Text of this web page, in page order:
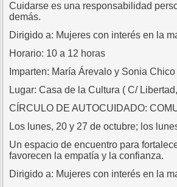
Cuidarse es una responsabilidad
demás.
Dirigido a: Mujeres con interés en la
Horario: 10 a 12 horas
Imparten: María Árevalo y Sonia
Lugar: Casa de la Cultura ( C/
CÍRCULO DE AUTOCUIDADO:
Los lunes, 20 y 27 de octubre; los
Un espacio de encuentro para
favorecen la empatía y la confianza.
Dirigido a: Mujeres con interés en la